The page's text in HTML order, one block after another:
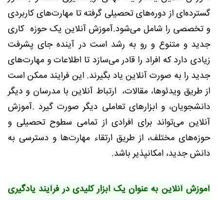
گسترده‌ای از دوره‌های تحصیلی گرفته تا مهارت‌های کاربردی
و تخصصی را شامل می‌شود.آموزش آنلاین یک حوزه کاری
جدید و متنوع و رو به رشد است در آینده جای پشرفت
زیادی دارد که افراد را قادر می‌سازد تا اطلاعات و مهارت‌های
جدید را به صورت آنلاین یاد بگیرند. این فرایند ممکن است
از طریق ویدئوها، مقالات، ارتباط آنلاین با مدرسان و دیگر
دانشجویان، و ابزارهای تعاملی دیگر صورت گیرد .آموزش
آنلاین می‌تواند برای افرادی از تمامی سطوح تحصیلی و
حوزه‌های مختلف، از طریق ارتقاء مهارت‌ها و دسترسی به
دانش جدید، امکانپذیر باشد.
آموزش آنلاین به عنوان یک ابزار کلیدی در فرآیند یادگیری